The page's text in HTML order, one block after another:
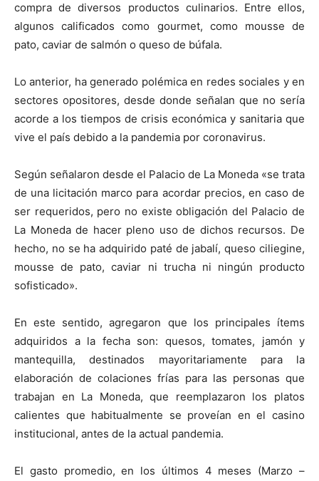
compra de diversos productos culinarios. Entre ellos,
algunos calificados como gourmet, como mousse de
pato, caviar de salmón o queso de búfala.
Lo anterior, ha generado polémica en redes sociales y en
sectores opositores, desde donde señalan que no sería
acorde a los tiempos de crisis económica y sanitaria que
vive el país debido a la pandemia por coronavirus.
Según señalaron desde el Palacio de La Moneda «se trata
de una licitación marco para acordar precios, en caso de
ser requeridos, pero no existe obligación del Palacio de
La Moneda de hacer pleno uso de dichos recursos. De
hecho, no se ha adquirido paté de jabalí, queso ciliegine,
mousse de pato, caviar ni trucha ni ningún producto
sofisticado».
En este sentido, agregaron que los principales ítems
adquiridos a la fecha son: quesos, tomates, jamón y
mantequilla, destinados mayoritariamente para la
elaboración de colaciones frías para las personas que
trabajan en La Moneda, que reemplazaron los platos
calientes que habitualmente se proveían en el casino
institucional, antes de la actual pandemia.
El gasto promedio, en los últimos 4 meses (Marzo –